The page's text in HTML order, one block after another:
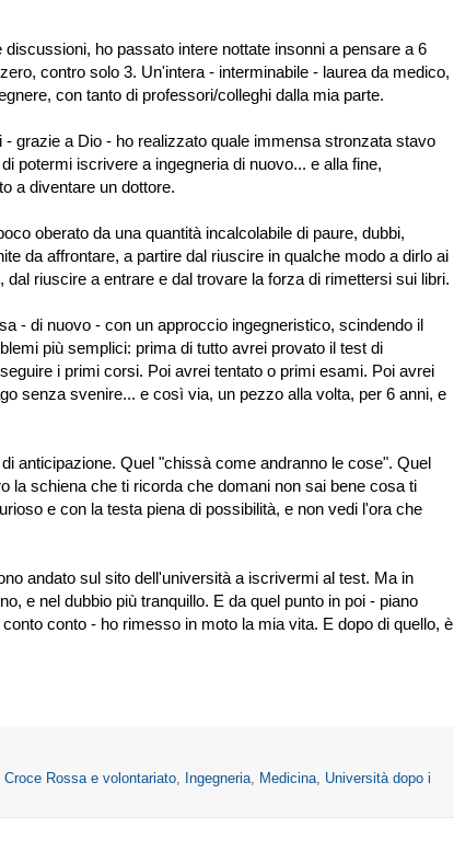
ho passato intere nottate insonni a pensare a 6
contro solo 3. Un'intera - interminabile - laurea da medico,
con tanto di professori/colleghi dalla mia parte.
- grazie a Dio - ho realizzato quale immensa stronzata stavo
potermi iscrivere a ingegneria di nuovo... e alla fine,
a diventare un dottore.
oberato da una quantità incalcolabile di paure, dubbi,
da affrontare, a partire dal riuscire in qualche modo a dirlo ai
dal riuscire a entrare e dal trovare la forza di rimettersi sui libri.
- di nuovo - con un approccio ingegneristico, scindendo il
più semplici: prima di tutto avrei provato il test di
i primi corsi. Poi avrei tentato o primi esami. Poi avrei
senza svenire... e così via, un pezzo alla volta, per 6 anni, e
anticipazione. Quel "chissà come andranno le cose". Quel
la schiena che ti ricorda che domani non sai bene cosa ti
e con la testa piena di possibilità, e non vedi l'ora che
andato sul sito dell'università a iscrivermi al test. Ma in
e nel dubbio più tranquillo. E da quel punto in poi - piano
conto - ho rimesso in moto la mia vita. E dopo di quello, è
Croce Rossa e volontariato Ingegneria Medicina
Università dopo i